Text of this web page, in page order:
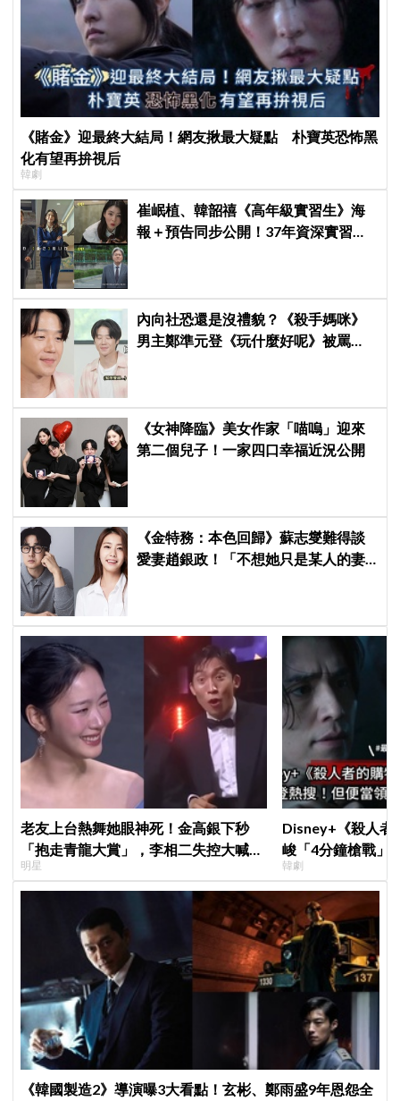
《賭金》迎最終大結局！網友揪最大疑點 朴寶英恐怖黑
化有望再拚視后
韓劇
崔岷植、韓韶禧《高年級實習生》海
報＋預告同步公開！37年資深實習生
內向社恐還是沒禮貌？《殺手媽咪》
男主鄭準元登《玩什麼好呢》被罵
《女神降臨》美女作家「喵嗚」迎來
第二個兒子！一家四口幸福近況公開
《金特務：本色回歸》蘇志燮難得談
愛妻趙銀政！「不想她只是某人的妻
老友上台熱舞她眼神死！金高銀下秒
「抱走青龍大賞」，李相二失控大喊
「呀！」真情流露網笑翻
明星
Disney+《殺人者
峻「4分鐘槍戰」
完兩大主角全掛
韓劇
《韓國製造2》導演曝3大看點！玄彬、鄭雨盛9年恩怨全